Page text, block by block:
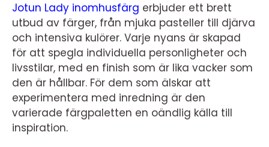
Jotun Lady inomhusfärg erbjuder ett brett
utbud av färger, från mjuka pasteller till djärva
och intensiva kulörer. Varje nyans är skapad
för att spegla individuella personligheter och
livsstilar, med en finish som är lika vacker som
den är hållbar. För dem som älskar att
experimentera med inredning är den
varierade färgpaletten en oändlig källa till
inspiration.